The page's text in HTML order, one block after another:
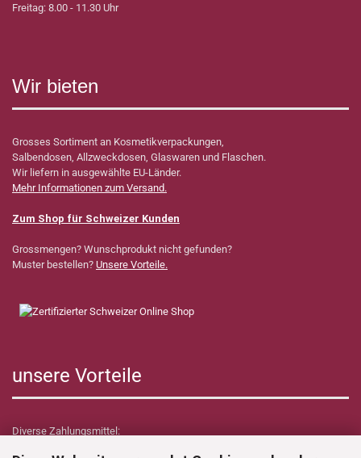
Freitag: 8.00 - 11.30 Uhr
Wir bieten
Grosses Sortiment an Kosmetikverpackungen,
Salbendosen, Allzweckdosen, Glaswaren und Flaschen.
Wir liefern in ausgewählte EU-Länder.
Mehr Informationen zum Versand.
Zum Shop für Schweizer Kunden
Grossmengen? Wunschprodukt nicht gefunden?
Muster bestellen? Unsere Vorteile.
unsere Vorteile
Diverse Zahlungsmittel: